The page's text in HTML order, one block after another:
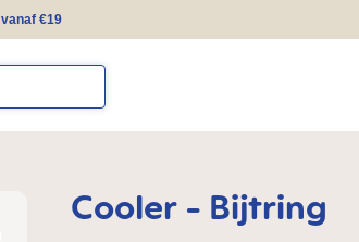
€19
Cooler - Bijtring